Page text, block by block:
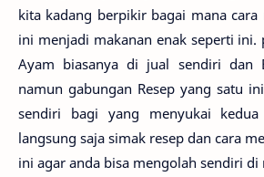
kita kadang berpikir bagai mana cara
ini menjadi makanan enak seperti
Ayam biasanya di jual sendiri dan
namun gabungan Resep yang satu
sendiri bagi yang menyukai
langsung saja simak resep dan cara
ini agar anda bisa mengolah sendiri di